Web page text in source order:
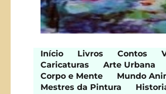
Início Livros Contos
Caricaturas
Arte Urbana
Corpo e Mente
Mundo
Mestres da Pintura